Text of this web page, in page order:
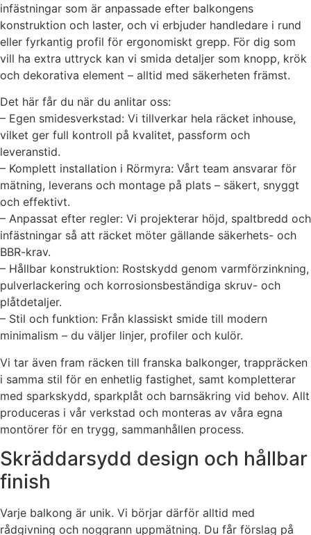
infästningar som är anpassade efter balkongens
konstruktion och laster, och vi erbjuder handledare i rund
eller fyrkantig profil för ergonomiskt grepp. För dig som
vill ha extra uttryck kan vi smida detaljer som knopp, krök
och dekorativa element – alltid med säkerheten främst.
Det här får du när du anlitar oss:
– Egen smidesverkstad: Vi tillverkar hela räcket inhouse,
vilket ger full kontroll på kvalitet, passform och
leveranstid.
– Komplett installation i Rörmyra: Vårt team ansvarar för
mätning, leverans och montage på plats – säkert, snyggt
och effektivt.
– Anpassat efter regler: Vi projekterar höjd, spaltbredd och
infästningar så att räcket möter gällande säkerhets- och
BBR-krav.
– Hållbar konstruktion: Rostskydd genom varmförzinkning,
pulverlackering och korrosionsbeständiga skruv- och
plåtdetaljer.
– Stil och funktion: Från klassiskt smide till modern
minimalism – du väljer linjer, profiler och kulör.
Vi tar även fram räcken till franska balkonger, trappräcken
i samma stil för en enhetlig fastighet, samt kompletterar
med sparkskydd, sparkplåt och barnsäkring vid behov. Allt
produceras i vår verkstad och monteras av våra egna
montörer för en trygg, sammanhållen process.
Skräddarsydd design och hållbar
finish
Varje balkong är unik. Vi börjar därför alltid med
rådgivning och noggrann uppmätning. Du får förslag på